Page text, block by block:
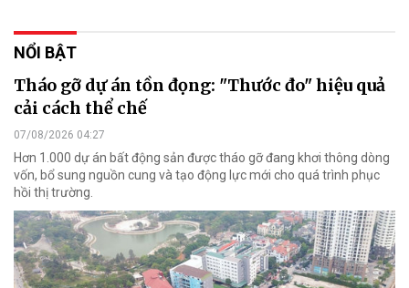
NỔI BẬT
Tháo gỡ dự án tồn đọng: "Thước đo" hiệu quả
cải cách thể chế
07/08/2026 04:27
Hơn 1.000 dự án bất động sản được tháo gỡ đang khơi thông dòng
vốn, bổ sung nguồn cung và tạo động lực mới cho quá trình phục
hồi thị trường.